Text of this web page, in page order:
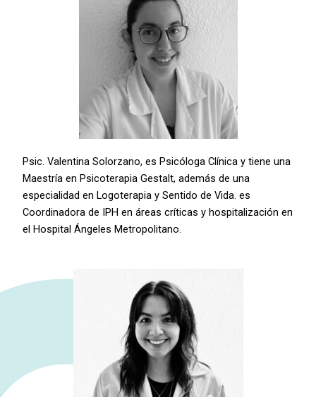
Psic. Valentina Solorzano, es Psicóloga Clínica y tiene una
Maestría en Psicoterapia Gestalt, además de una
especialidad en Logoterapia y Sentido de Vida. es
Coordinadora de IPH en áreas críticas y hospitalización en
el Hospital Ángeles Metropolitano.